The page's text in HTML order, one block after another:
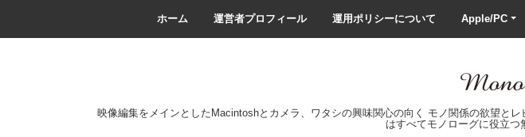
ホーム 運営者プロフィール 運用ポリシーについて Apple/PC
映像編集をメインとしたMacintoshとカメラ、ワタシの興味関心の向く モノ関係の欲望
はすべてモノローグに役立つ